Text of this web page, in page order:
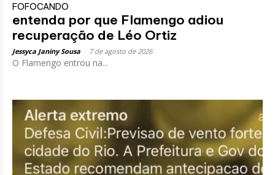
FOFOCANDO
entenda por que Flamengo adiou
recuperação de Léo Ortiz
Jessyca Janiny Sousa 7 de agosto de 2026
O Flamengo entrou na...